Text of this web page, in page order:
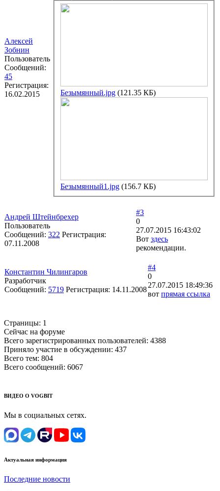
Алексей
Зобнин
Пользователь
Сообщений:
45
Регистрация:
16.02.2015
Безымянный.jpg (121.35 КБ)
Безымянный1.jpg (156.7 КБ)
Андрей Штейнбрехер
Пользователь
Сообщений: 322 Регистрация:
07.11.2008
#3
0
27.07.2015 16:43:02
Вот здесь
рекомендации.
Константин Чилингаров
Разработчик
Сообщений: 5719 Регистрация: 14.11.2008
#4
0
27.07.2015 18:49:36
вот прямая ссылка
Страницы: 1
Сейчас на форуме
Всего зарегистрированных пользователей: 4388
Приняло участие в обсуждении: 437
Всего тем: 804
Всего сообщений: 6067
ВИДЕО О VOGBIT
Мы в социальных сетях.
Актуальная информация
Последние новости